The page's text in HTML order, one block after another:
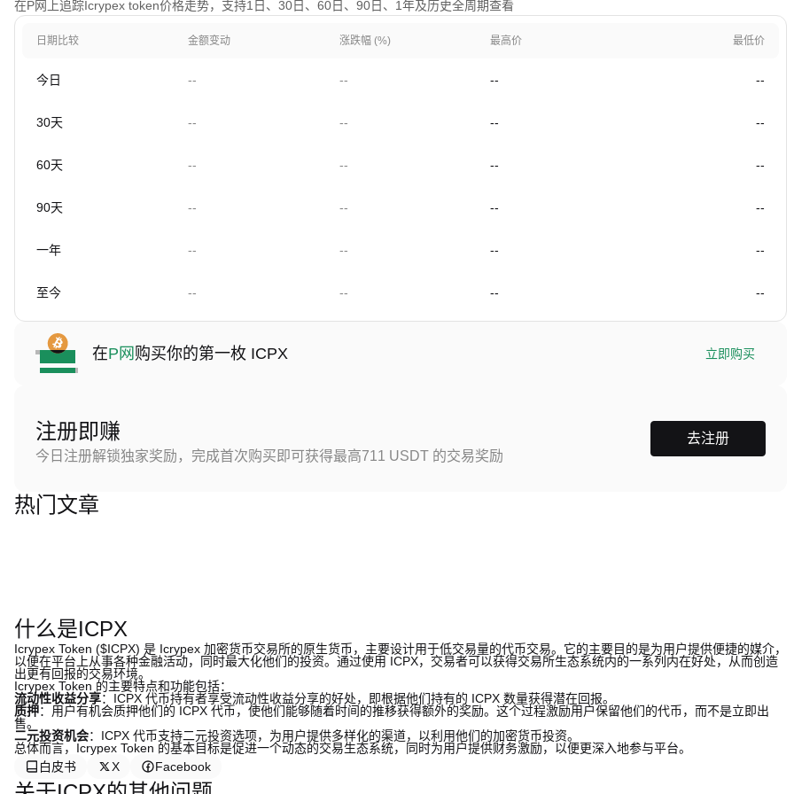
在P网上追踪Icrypex token价格走势，支持1日、30日、60日、90日、1年及历史全周期查看
日期比较 金额变动 涨跌幅 (%) 最高价 最低价
今日 -- -- -- --
30天 -- -- -- --
60天 -- -- -- --
90天 -- -- -- --
一年 -- -- -- --
至今 -- -- -- --
在P网 购买你的第一枚 ICPX 立即购买
注册即赚
今日注册解锁独家奖励，完成首次购买即可获得最高711 USDT 的交易奖励
去注册
热门文章
什么是ICPX
Icrypex Token ($ICPX) 是 Icrypex 加密货币交易所的原生货币，主要设计用于低交易量的代币交易。它的主要目的是为用户提供便捷的媒介，
以便在平台上从事各种金融活动，同时最大化他们的投资。通过使用 ICPX，交易者可以获得交易所生态系统内的一系列内在好处，从而创造
出更有回报的交易环境。
Icrypex Token 的主要特点和功能包括：
流动性收益分享：ICPX 代币持有者享受流动性收益分享的好处，即根据他们持有的 ICPX 数量获得潜在回报。
质押：用户有机会质押他们的 ICPX 代币，使他们能够随着时间的推移获得额外的奖励。这个过程激励用户保留他们的代币，而不是立即出
售。
二元投资机会：ICPX 代币支持二元投资选项，为用户提供多样化的渠道，以利用他们的加密货币投资。
总体而言，Icrypex Token 的基本目标是促进一个动态的交易生态系统，同时为用户提供财务激励，以便更深入地参与平台。
白皮书
X Facebook